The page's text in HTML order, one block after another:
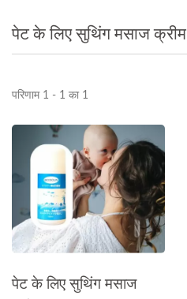
पेट के लिए सुथिंग मसाज क्रीम
परिणाम 1 - 1 का 1
पेट के लिए सुथिंग मसाज